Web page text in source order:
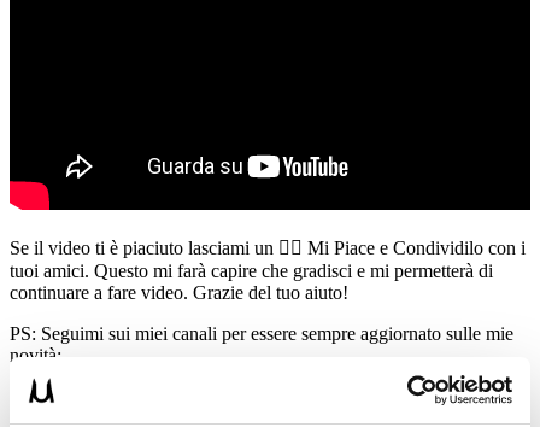
Se il video ti è piaciuto lasciami un 👍🏻 Mi Piace e Condividilo con i
tuoi amici. Questo mi farà capire che gradisci e mi permetterà di
continuare a fare video. Grazie del tuo aiuto!
PS: Seguimi sui miei canali per essere sempre aggiornato sulle mie
novità:
📸 Instagram
https://www.instagram.com/umbertomiletto/